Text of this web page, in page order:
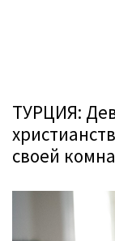
ТУРЦИЯ:
своей